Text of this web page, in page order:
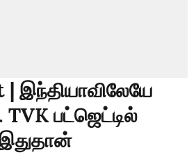
இந்தியாவிலேயே
பட்ஜெட்டில்